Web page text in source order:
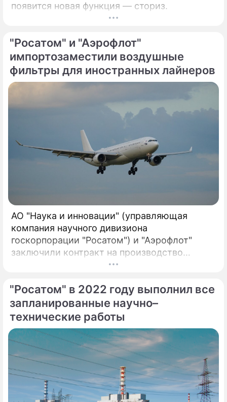
появится новая функция — сториз.
"Росатом" и "Аэрофлот"
импортозаместили воздушные
фильтры для иностранных лайнеров
АО "Наука и инновации" (управляющая
компания научного дивизиона
госкорпорации "Росатом") и "Аэрофлот"
заключили контракт на производство
воздушных фильтров для систем
производства. Компании первыми в России
реализовали совместный проект по
созданию отечественных воздушных
фильтров для систем вентиляции в салонах
самолетов иностранного производства.
"Росатом" в 2022 году выполнил все
запланированные научно–
технические работы